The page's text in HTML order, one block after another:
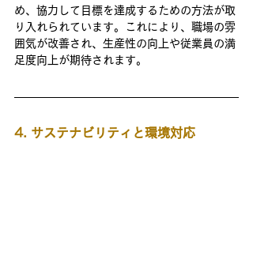
め、協力して目標を達成するための方法が取
り入れられています。これにより、職場の雰
囲気が改善され、生産性の向上や従業員の満
足度向上が期待されます。
4. サステナビリティと環境対応